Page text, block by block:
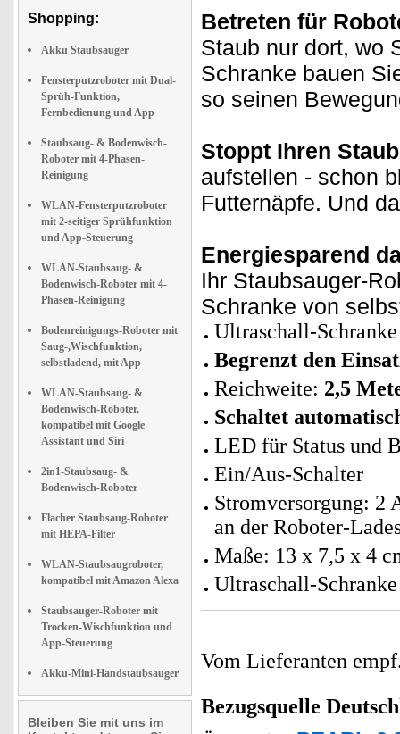
Shopping:
Akku Staubsauger
Fensterputzroboter mit Dual-
Sprüh-Funktion,
Fernbedienung und App
Staubsaug- & Bodenwisch-
Roboter mit 4-Phasen-
Reinigung
WLAN-Fensterputzroboter
mit 2-seitiger Sprühfunktion
und App-Steuerung
WLAN-Staubsaug- &
Bodenwisch-Roboter mit 4-
Phasen-Reinigung
Bodenreinigungs-Roboter mit
Saug-,Wischfunktion,
selbstladend, mit App
WLAN-Staubsaug- &
Bodenwisch-Roboter,
kompatibel mit Google
Assistant und Siri
2in1-Staubsaug- &
Bodenwisch-Roboter
Flacher Staubsaug-Roboter
mit HEPA-Filter
WLAN-Staubsaugroboter,
kompatibel mit Amazon Alexa
Staubsauger-Roboter mit
Trocken-Wischfunktion und
App-Steuerung
Akku-Mini-Handstaubsauger
Bleiben Sie mit uns im
Betreten für
Staub nur dort, wo
Schranke bauen
so seinen
Stoppt Ihren
aufstellen - schon
Futternäpfe. Und
Energiesparend
Ihr Staubsauger-
Schranke von
Ultraschall-
Begrenzt den
Reichweite: 2,5
Schaltet
LED für Status und
Ein/Aus-Schalter
Stromversorgung: 2
an der Roboter-
Maße: 13 x 7,5 x 4
Ultraschall-
Vom Lieferanten
Bezugsquelle